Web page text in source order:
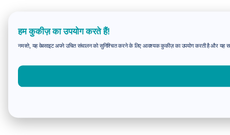
हम कुकीज़ का उपयोग करते हैं!
नमस्ते, यह वेबसाइट अपने उचित संचालन को सुनिश्चित करने के लिए आवश्यक कुकीज़ का उपयोग करती है और यह